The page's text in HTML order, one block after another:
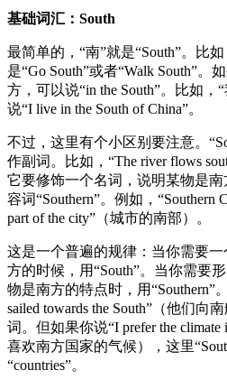
基础词汇：South
最简单的，“南”就是“South”。比
是“Go South”或者“Walk South”。
方，可以说“in the South”。比如，
说“I live in the South of China”。
不过，这里有个小区别要注意。
作副词。比如，“The river flows
它要修饰一个名词，说明某物是
容词“Southern”。例如，“Southern
part of the city”（城市的南部）。
这是一个普遍的规律：当你需要
方的时候，用“South”。当你需要
物是南方的特点时，用“Southern”
sailed towards the South”（他们向
词。但如果你说“I prefer the climate
喜欢南方国家的气候），这里
“countries”。